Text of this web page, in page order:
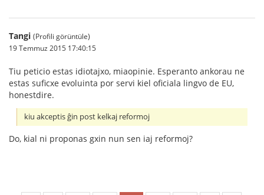
Tangi (Profili görüntüle)
19 Temmuz 2015 17:40:15
Tiu peticio estas idiotajxo, miaopinie. Esperanto ankorau ne
estas suficxe evoluinta por servi kiel oficiala lingvo de EU,
honestdire.
kiu akceptis ĝin post kelkaj reformoj
Do, kial ni proponas gxin nun sen iaj reformoj?